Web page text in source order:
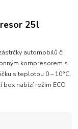
25l
automobilů či
kompresorem s
s teplotou 0 – 10°C,
nabízí režim ECO